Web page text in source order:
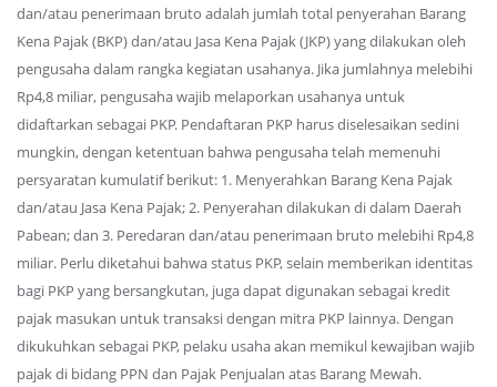
dan/atau penerimaan bruto adalah jumlah total penyerahan Barang
Kena Pajak (BKP) dan/atau Jasa Kena Pajak (JKP) yang dilakukan oleh
pengusaha dalam rangka kegiatan usahanya. Jika jumlahnya melebihi
Rp4,8 miliar, pengusaha wajib melaporkan usahanya untuk
didaftarkan sebagai PKP. Pendaftaran PKP harus diselesaikan sedini
mungkin, dengan ketentuan bahwa pengusaha telah memenuhi
persyaratan kumulatif berikut: 1. Menyerahkan Barang Kena Pajak
dan/atau Jasa Kena Pajak; 2. Penyerahan dilakukan di dalam Daerah
Pabean; dan 3. Peredaran dan/atau penerimaan bruto melebihi Rp4,8
miliar. Perlu diketahui bahwa status PKP, selain memberikan identitas
bagi PKP yang bersangkutan, juga dapat digunakan sebagai kredit
pajak masukan untuk transaksi dengan mitra PKP lainnya. Dengan
dikukuhkan sebagai PKP, pelaku usaha akan memikul kewajiban wajib
pajak di bidang PPN dan Pajak Penjualan atas Barang Mewah.